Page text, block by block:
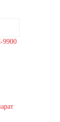
9900